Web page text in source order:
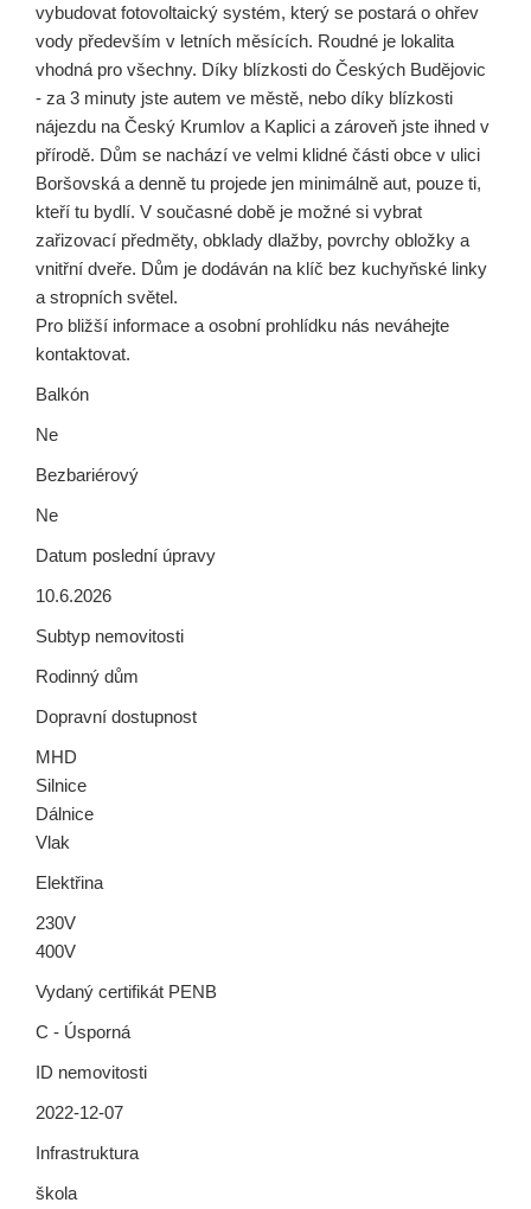
vybudovat fotovoltaický systém, který se postará o ohřev
vody především v letních měsících. Roudné je lokalita
vhodná pro všechny. Díky blízkosti do Českých Budějovic
- za 3 minuty jste autem ve městě, nebo díky blízkosti
nájezdu na Český Krumlov a Kaplici a zároveň jste ihned v
přírodě. Dům se nachází ve velmi klidné části obce v ulici
Boršovská a denně tu projede jen minimálně aut, pouze ti,
kteří tu bydlí. V současné době je možné si vybrat
zařizovací předměty, obklady dlažby, povrchy obložky a
vnitřní dveře. Dům je dodáván na klíč bez kuchyňské linky
a stropních světel.
Pro bližší informace a osobní prohlídku nás neváhejte
kontaktovat.
Balkón
Ne
Bezbariérový
Ne
Datum poslední úpravy
10.6.2026
Subtyp nemovitosti
Rodinný dům
Dopravní dostupnost
MHD
Silnice
Dálnice
Vlak
Elektřina
230V
400V
Vydaný certifikát PENB
C - Úsporná
ID nemovitosti
2022-12-07
Infrastruktura
škola